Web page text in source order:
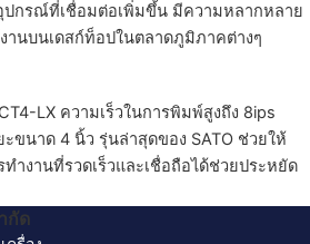
กรณ์ที่เชื่อมต่อเพิ่มขึ้น มีความหลากหลาย
านบนเดสก์ท็อปในตลาดภูมิภาคต่างๆ
LX ความเร็วในการพิมพ์สูงถึง 8ips
ขนาด 4 นิ้ว รุ่นล่าสุดของ SATO ช่วยให้
ำงานที่รวดเร็วและเชื่อถือได้ช่วยประหยัด
กัด